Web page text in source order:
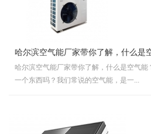
哈尔滨空气能厂家带你了解，什么是
哈尔滨空气能厂家带你了解，什么是空气
一个东西吗？我们常说的空气能，是一...